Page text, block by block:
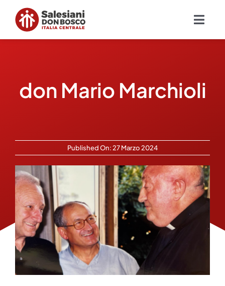
contenuto
Missione
Ambienti educativi e servizi
Blog
Contatti
don Mario Marchioli
Published On: 27 Marzo 2024